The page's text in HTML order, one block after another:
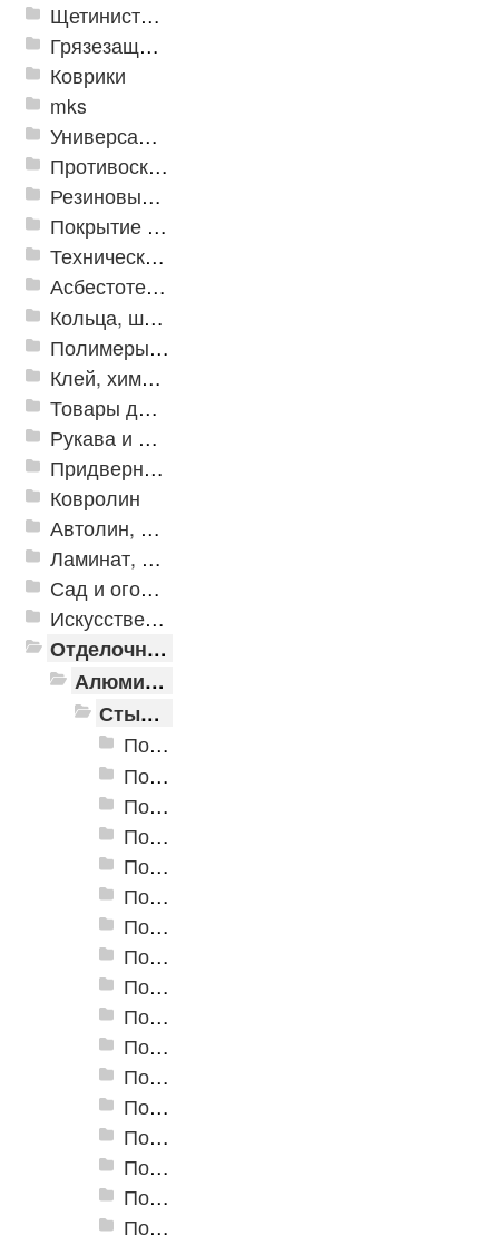
Щетинистые покрытия
Грязезащитные, влаговпитывающие покрытия
Коврики
mks
Универсальные модульные покрытия
Противоскользящая защита для лестниц, профили, ленты
Резиновые и ПВХ дорожки
Покрытие из резиновой крошки
Техническая резина
Асбестотехнические и теплоизоляционные материалы
Кольца, шайбы, манжеты
Полимеры и пластики
Клей, химия, сопутствующие товары
Товары для дома
Рукава и шланги промышленные
Придверные решетки
Ковролин
Автолин, Транслин, Линолеум
Ламинат, Кварцвиниловая плитка SPC
Сад и огород
Искусственная трава
Отделочные профили
Алюминиевые пороги
Стыкоперекрывающие алюминиевые пороги
Пороги алюминиевые ПС-01 25x3 мм (открытый крепеж)
Пороги алюминиевые ПС-02 19x3,5 мм (открытый крепеж)
Пороги алюминиевые ПС-03 37x3,3 мм (открытый крепеж)
Пороги алюминиевые ПС-03-2 28x3,4 мм (открытый крепеж)
Пороги алюминиевые ПС-04 44,5x4,5 мм (открытый крепеж)
Пороги алюминиевые ПС-04-01 29x4,5 мм (открытый крепеж)
Пороги алюминиевые ПС-04-02 31x4,6 мм (скрытый крепеж)
Пороги алюминиевые ПС-04-03 35x4,6 мм (скрытый крепеж)
Пороги алюминиевые ПС-05 100x5 мм (открытый крепеж)
Пороги алюминиевые ПС-06 100x5 мм (скрытый крепеж)
Пороги алюминиевые ПС-07 60x5,9 мм (открытый крепеж)
Пороги алюминиевые ПС-07-1 60x4,5 мм (открытый крепеж)
Пороги алюминиевые ПС-18 80 мм
Пороги алюминиевые стыкоперекрывающие А-1. (25*2,8мм)
Пороги алюминиевые стыкоперекрывающие А-4. (60*5,8мм)
Пороги алюминиевые стыкоперекрывающие А-5. (39,5*3,7мм)
Пороги алюминиевые А-6 37х2,8 мм (открытый крепеж)